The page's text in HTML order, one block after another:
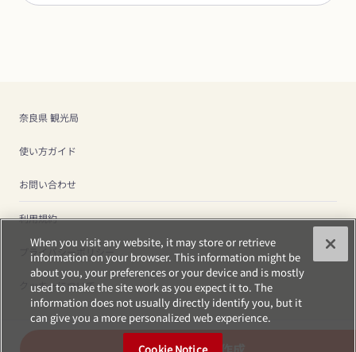
奈良県 観光局
使い方ガイド
お問い合わせ
利用規約
プライバシーポリシー
クッキーについて
When you visit any website, it may store or retrieve
information on your browser. This information might be
about you, your preferences or your device and is mostly
used to make the site work as you expect it to. The
information does not usually directly identify you, but it
can give you a more personalized web experience.